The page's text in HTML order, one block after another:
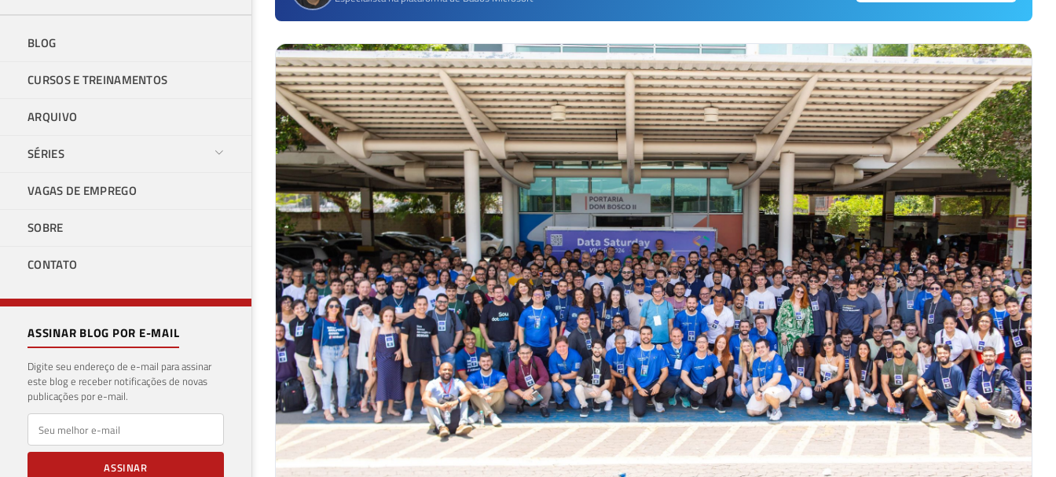
BLOG
CURSOS E TREINAMENTOS
ARQUIVO
SÉRIES
VAGAS DE EMPREGO
SOBRE
CONTATO
ASSINAR BLOG POR E-MAIL
Digite seu endereço de e-mail para assinar
este blog e receber notificações de novas
publicações por e-mail.
E-mail
ASSINAR